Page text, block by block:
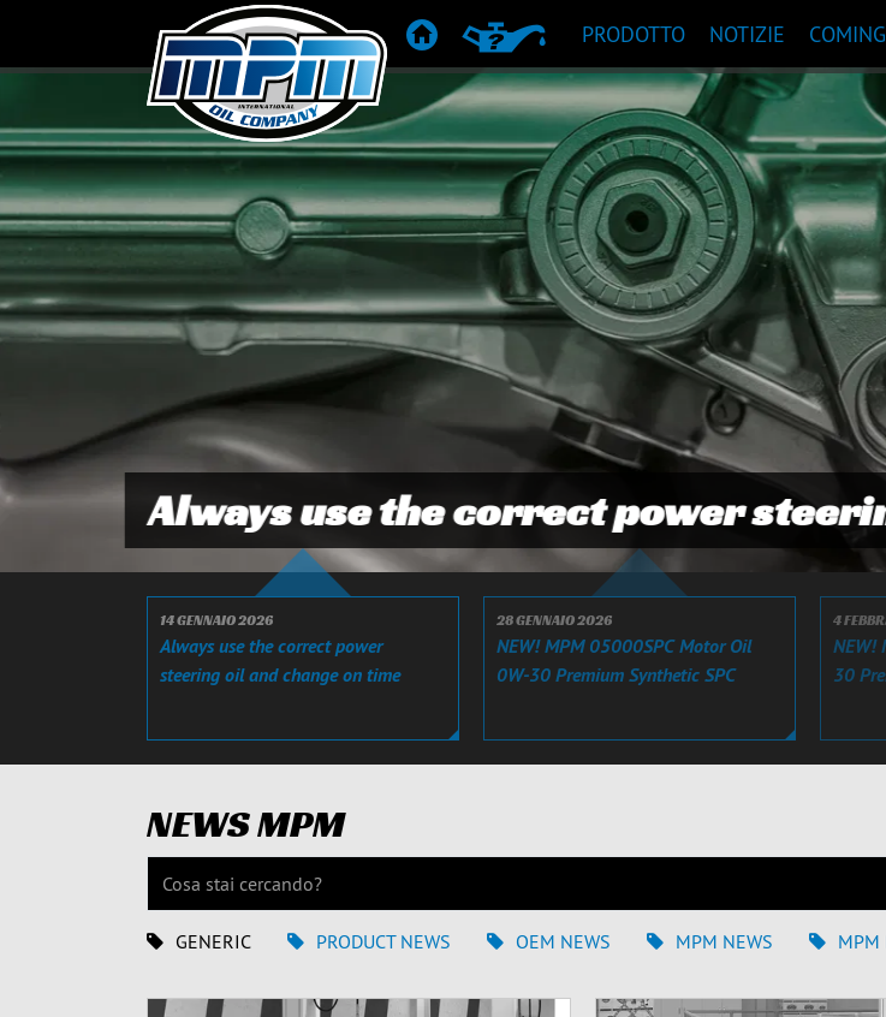
HOME RACCOMANDAZIONI PRODOTTI
PRODOTTO NOTIZIE
NEW!
MPM 05000SPC Motor Oil 0W-30 Premium Synthetic
14 GENNAIO 2026
Always use the correct power
steering oil and change on time
28 GENNAIO 2026
NEW! MPM 05000SPC Motor Oil
0W-30 Premium Synthetic SPC
4
NEW!
30
NEWS MPM
GENERIC PRODUCT NEWS OEM NEWS MPM NEWS MPM